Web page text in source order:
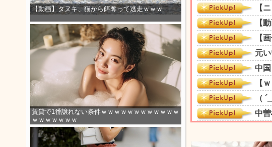
【動画】タヌキ、猫から餌奪って逃走ｗｗｗ
賃貸で1番譲れない条件ｗｗｗｗｗｗｗｗｗｗｗｗ
ｗｗｗｗｗｗｗ